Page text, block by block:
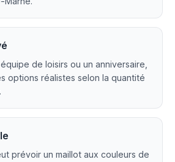
de loisirs ou un anniversaire,
options réalistes selon la quantité
prévoir un maillot aux couleurs de